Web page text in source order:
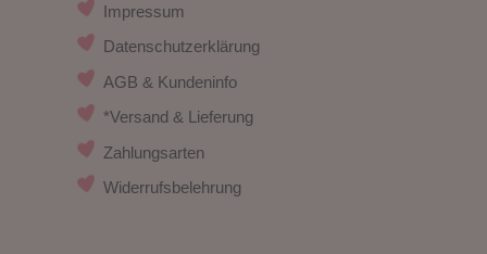
Impressum
Datenschutzerklärung
AGB & Kundeninfo
*Versand & Lieferung
Zahlungsarten
Widerrufsbelehrung